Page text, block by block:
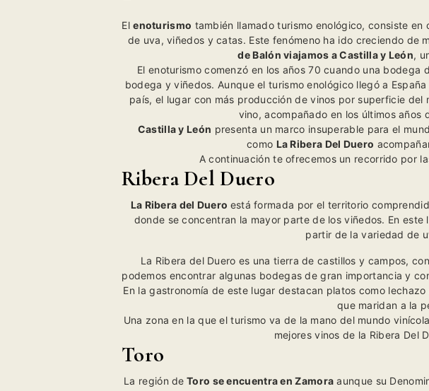
El enoturismo también llamado turismo enológico, consiste
de uva, viñedos y catas. Este fenómeno ha ido creciendo de
de Balón viajamos a Castilla y León,
El enoturismo comenzó en los años 70 cuando una
bodega y viñedos. Aunque el turismo enológico llegó a
país, el lugar con más producción de vinos por superficie
vino, acompañado en los últimos
Castilla y León presenta un marco insuperable para el
como La Ribera Del Duero
A continuación te ofrecemos un recorrido por
Ribera Del Duero
La Ribera del Duero está formada por el territorio
donde se concentran la mayor parte de los viñedos. En
partir de la variedad de
La Ribera del Duero es una tierra de castillos y campos,
podemos encontrar algunas bodegas de gran importancia y
En la gastronomía de este lugar destacan platos como lechazo
que maridan a la
Una zona en la que el turismo va de la mano del mundo
mejores vinos de la Ribera Del
Toro
La región de Toro se encuentra en Zamora aunque su